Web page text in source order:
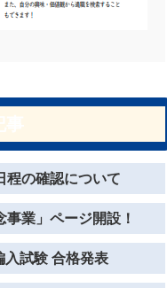
程の確認について
事業」ページ開設！
入試験 合格発表